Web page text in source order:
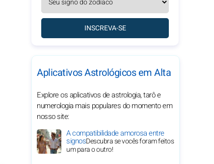
INSCREVA-SE
Aplicativos Astrológicos em Alta
Explore os aplicativos de astrologia, tarô e
numerologia mais populares do momento em
nosso site:
A compatibilidade amorosa entre
signosDescubra se vocês foram feitos
um para o outro!